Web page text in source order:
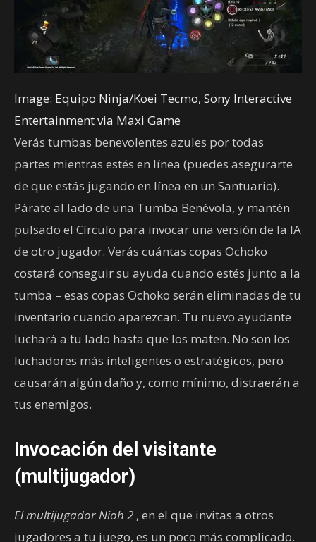
Image: Equipo Ninja/Koei Tecmo, Sony Interactive
Entertainment via Maxi Game
Verás tumbas benevolentes azules por todas
partes mientras estés en línea (puedes asegurarte
de que estás jugando en línea en un Santuario).
Párate al lado de una Tumba Benévola, y mantén
pulsado el Círculo para invocar una versión de la IA
de otro jugador. Verás cuántas copas Ochoko
costará conseguir su ayuda cuando estés junto a la
tumba – esas copas Ochoko serán eliminadas de tu
inventario cuando aparezcan. Tu nuevo ayudante
luchará a tu lado hasta que los maten. No son los
luchadores más inteligentes o estratégicos, pero
causarán algún daño y, como mínimo, distraerán a
tus enemigos.
Invocación del visitante
(multijugador)
El multijugador Nioh 2 , en el que invitas a otros
jugadores a tu juego, es un poco más complicado.